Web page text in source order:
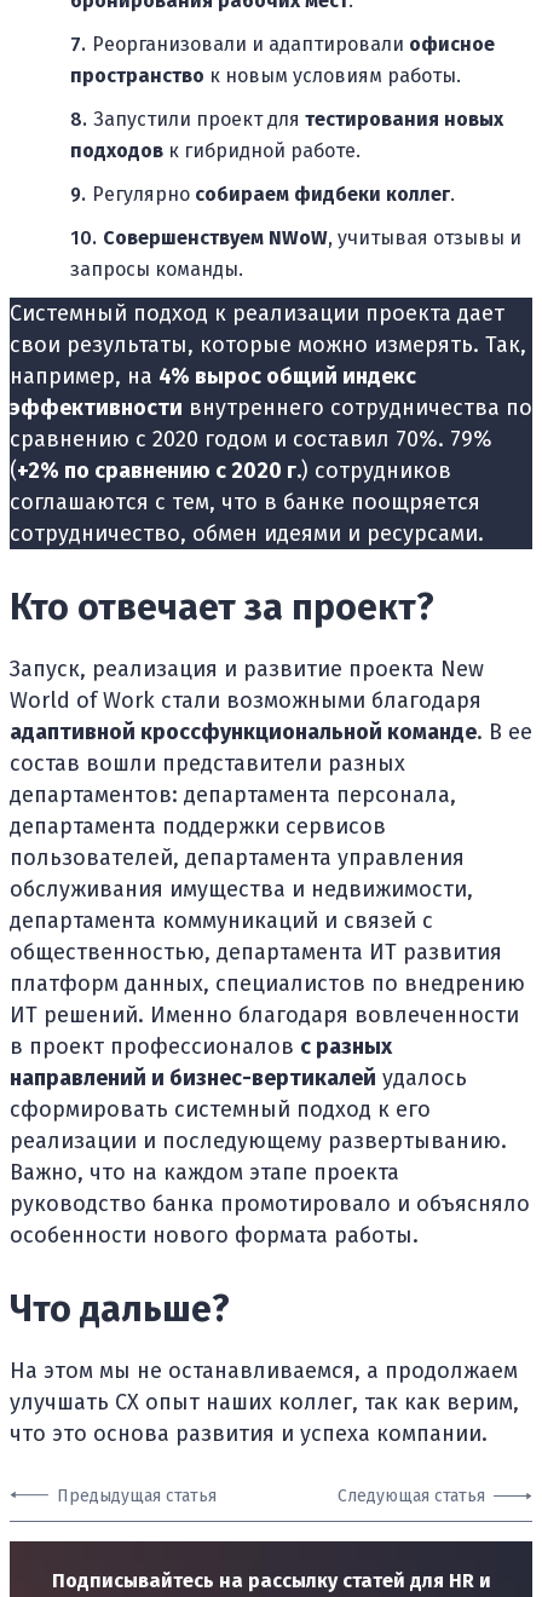
Реорганизовали и адаптировали офисное
пространство к новым условиям работы.
Запустили проект для тестирования новых
подходов к гибридной работе.
Регулярно собираем фидбеки коллег.
Совершенствуем NWoW, учитывая отзывы и
запросы команды.
Системный подход к реализации проекта дает
свои результаты, которые можно измерять. Так,
например, на 4% вырос общий индекс
эффективности внутреннего сотрудничества по
сравнению с 2020 годом и составил 70%. 79%
(+2% по сравнению с 2020 г.) сотрудников
соглашаются с тем, что в банке поощряется
сотрудничество, обмен идеями и ресурсами.
Кто отвечает за проект?
Запуск, реализация и развитие проекта New
World of Work стали возможными благодаря
адаптивной кроссфункциональной команде. В ее
состав вошли представители разных
департаментов: департамента персонала,
департамента поддержки сервисов
пользователей, департамента управления
обслуживания имущества и недвижимости,
департамента коммуникаций и связей с
общественностью, департамента ИТ развития
платформ данных, специалистов по внедрению
ИТ решений. Именно благодаря вовлеченности
в проект профессионалов с разных
направлений и бизнес-вертикалей удалось
сформировать системный подход к его
реализации и последующему развертыванию.
Важно, что на каждом этапе проекта
руководство банка промотировало и объясняло
особенности нового формата работы.
Что дальше?
На этом мы не останавливаемся, а продолжаем
улучшать СХ опыт наших коллег, так как верим,
что это основа развития и успеха компании.
Предыдущая статья Следующая статья
Подписывайтесь на рассылку статей для HR и